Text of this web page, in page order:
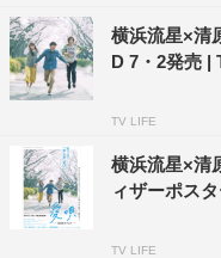
トオルの実家がある商
ざまな舞台を巡ってい
そして、作品への想
在。素晴らしい作品に
に、凪というキャラク
いうことは、すごく幸
横浜流星×清
D 7・2発売 |
TV LIFE
横浜流星×清
ィザーポス
TV LIFE